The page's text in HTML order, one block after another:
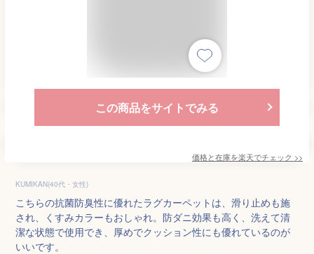
この商品をサイトでみる
価格と在庫を楽天でチェック >>
KUMIKAN(40代・女性)
こちらの抗菌防臭性に優れたラグカーペットは、滑り止めも施
され、くすみカラーもおしゃれ。防ダニ効果も高く、洗えて清
潔な状態で使用でき、厚めでクッション性にも優れているのが
いいです。